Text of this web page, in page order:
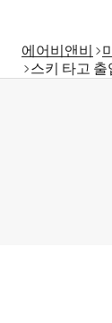
에어비앤비
스키 타고